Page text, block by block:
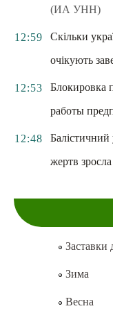
(ИА УНН)
12:59
Скільки
очікують
12:53
Блокировка
работы
12:48
Балістичний
жертв
Заставки
Зима
Весна